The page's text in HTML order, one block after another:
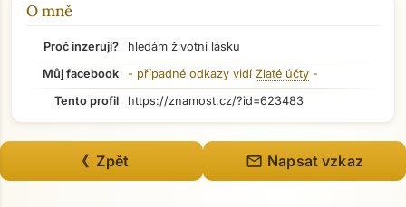
Přejít na hlavní obsah
O mně
Proč inzeruji?
hledám životní lásku
Můj facebook
- případné odkazy vidí Zlaté účty -
Tento profil
https://znamost.cz/?id=623483
《 Zpět mail Napsat vzkaz